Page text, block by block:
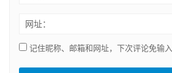
网址：
记住昵称、邮箱和网址，下次评论免输入